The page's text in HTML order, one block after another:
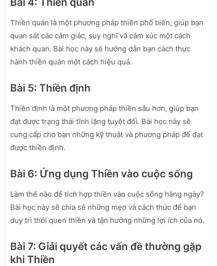
Thiền quán là một phương pháp thiền phổ biến, giúp bạn
quan sát các cảm giác, suy nghĩ và cảm xúc một cách
khách quan. Bài học này sẽ hướng dẫn bạn cách thực
hành thiền quán một cách hiệu quả.
Bài 5: Thiền định
Thiền định là một phương pháp thiền sâu hơn, giúp bạn
đạt được trạng thái tĩnh lặng tuyệt đối. Bài học này sẽ
cung cấp cho bạn những kỹ thuật và phương pháp để đạt
được thiền định.
Bài 6: Ứng dụng Thiền vào cuộc sống
Làm thế nào để tích hợp thiền vào cuộc sống hàng ngày?
Bài học này sẽ chia sẻ những mẹo và cách thức để bạn
duy trì thói quen thiền và tận hưởng những lợi ích của nó.
Bài 7: Giải quyết các vấn đề thường gặp
khi Thiền